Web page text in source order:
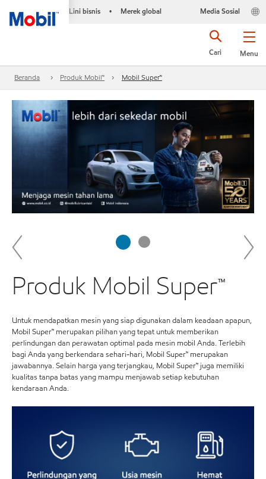
Lini bisnis • Merek global Media Sosial
Menu
Cari
Beranda Produk Mobil™ Mobil Super™
Produk Mobil Super™
Untuk mendapatkan mesin yang siap digunakan dalam keadaan apapun,
Mobil Super™ merupakan pilihan yang tepat untuk memberikan
perlindungan dan perawatan optimal pada mesin mobil Anda. Terlebih
bagi Anda yang berkendara sehari-hari, Mobil Super™ merupakan
jawabannya. Selain harga yang terjangkau, Mobil Super™ juga memiliki
kualitas tanpa batas yang mampu menjawab setiap kebutuhan
kendaraan Anda.